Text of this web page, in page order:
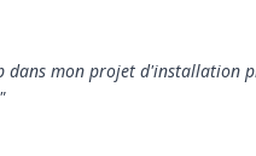
dans mon projet d'installation